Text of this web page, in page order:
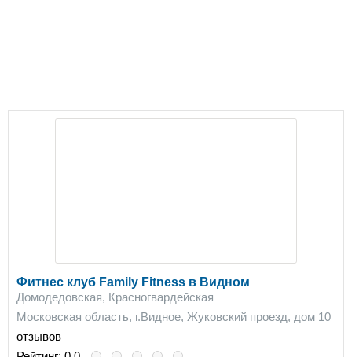
Фитнес клуб Family Fitness в Видном
Домодедовская, Красногвардейская
Московская область, г.Видное, Жуковский проезд, дом 10
отзывов